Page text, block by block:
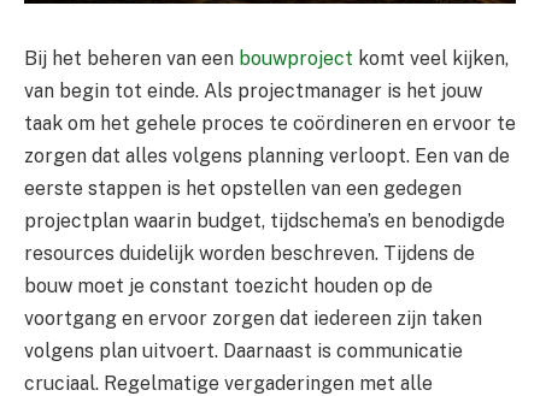
Bij het beheren van een bouwproject komt veel kijken,
van begin tot einde. Als projectmanager is het jouw
taak om het gehele proces te coördineren en ervoor te
zorgen dat alles volgens planning verloopt. Een van de
eerste stappen is het opstellen van een gedegen
projectplan waarin budget, tijdschema’s en benodigde
resources duidelijk worden beschreven. Tijdens de
bouw moet je constant toezicht houden op de
voortgang en ervoor zorgen dat iedereen zijn taken
volgens plan uitvoert. Daarnaast is communicatie
cruciaal. Regelmatige vergaderingen met alle